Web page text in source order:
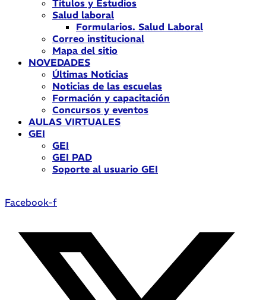
Títulos y Estudios
Salud laboral
Formularios. Salud Laboral
Correo institucional
Mapa del sitio
NOVEDADES
Últimas Noticias
Noticias de las escuelas
Formación y capacitación
Concursos y eventos
AULAS VIRTUALES
GEI
GEI
GEI PAD
Soporte al usuario GEI
Facebook-f